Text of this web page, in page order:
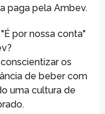
paga pela Ambev.
por nossa conta"
os
de beber com
uma cultura de